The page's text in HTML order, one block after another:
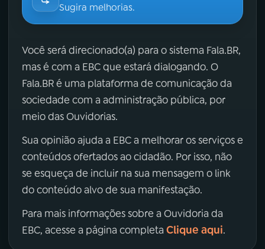
Sugira melhorias.
Você será direcionado(a) para o sistema Fala.BR,
mas é com a EBC que estará dialogando. O
Fala.BR é uma plataforma de comunicação da
sociedade com a administração pública, por
meio das Ouvidorias.
Sua opinião ajuda a EBC a melhorar os serviços e
conteúdos ofertados ao cidadão. Por isso, não
se esqueça de incluir na sua mensagem o link
do conteúdo alvo de sua manifestação.
Para mais informações sobre a Ouvidoria da
EBC, acesse a página completa Clique aqui.